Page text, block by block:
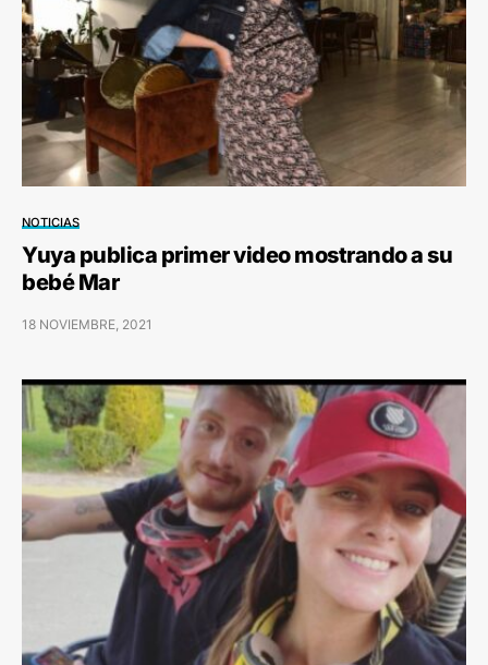
NOTICIAS
Yuya publica primer video mostrando a su
bebé Mar
18 NOVIEMBRE, 2021